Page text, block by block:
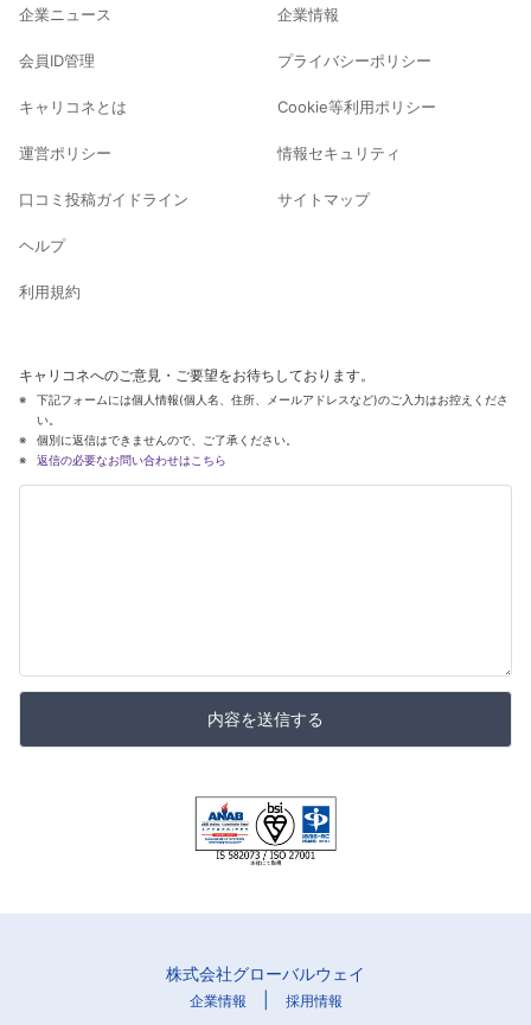
企業ニュース
会員ID管理
キャリコネとは
運営ポリシー
口コミ投稿ガイドライン
ヘルプ
利用規約
企業情報
プライバシーポリシー
Cookie等利用ポリシー
情報セキュリティ
サイトマップ
キャリコネへのご意見・ご要望をお待ちしております。
下記フォームには個人情報(個人名、住所、メールアドレスなど)のご入力はお控えくださ
い。
個別に返信はできませんので、ご了承ください。
返信の必要なお問い合わせはこちら
内容を送信する
株式会社グローバルウェイ
企業情報 採用情報